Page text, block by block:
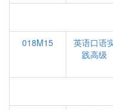
018M15
英语口语
践高级